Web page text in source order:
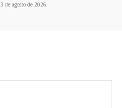
3 de agosto de 2026